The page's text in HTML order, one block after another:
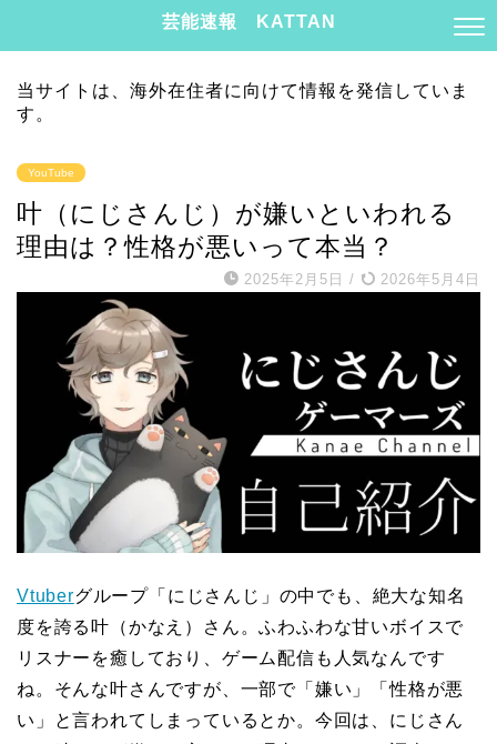
芸能速報 KATTAN
当サイトは、海外在住者に向けて情報を発信していま
す。
YouTube
叶（にじさんじ）が嫌いといわれる
理由は？性格が悪いって本当？
2025年2月5日 / 2026年5月4日
Vtuberグループ「にじさんじ」の中でも、絶大な知名
度を誇る叶（かなえ）さん。ふわふわな甘いボイスで
リスナーを癒しており、ゲーム配信も人気なんです
ね。そんな叶さんですが、一部で「嫌い」「性格が悪
い」と言われてしまっているとか。今回は、にじさん